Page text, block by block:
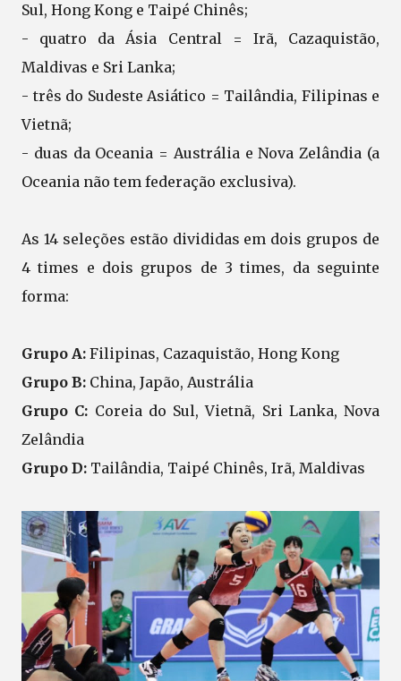
Sul, Hong Kong e Taipé Chinês;
- quatro da Ásia Central = Irã, Cazaquistão,
Maldivas e Sri Lanka;
- três do Sudeste Asiático = Tailândia, Filipinas e
Vietnã;
- duas da Oceania = Austrália e Nova Zelândia (a
Oceania não tem federação exclusiva).
As 14 seleções estão divididas em dois grupos de
4 times e dois grupos de 3 times, da seguinte
forma:
Grupo A: Filipinas, Cazaquistão, Hong Kong
Grupo B: China, Japão, Austrália
Grupo C: Coreia do Sul, Vietnã, Sri Lanka, Nova
Zelândia
Grupo D: Tailândia, Taipé Chinês, Irã, Maldivas